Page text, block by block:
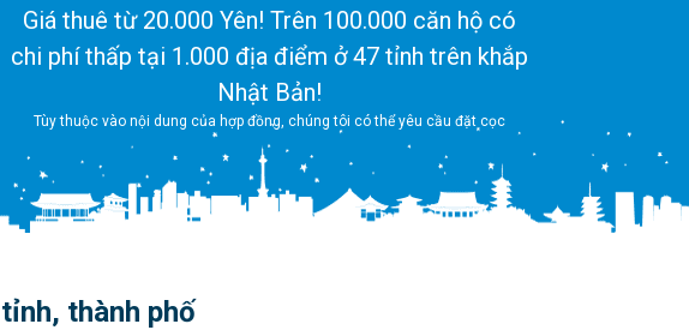
Giá thuê từ 20.000 Yên! Trên 100.000 căn hộ có
chi phí thấp tại 1.000 địa điểm ở 47 tỉnh trên khắp
Nhật Bản!
Tùy thuộc vào nội dung của hợp đồng, chúng tôi có thể yêu cầu đặt cọc
thành phố